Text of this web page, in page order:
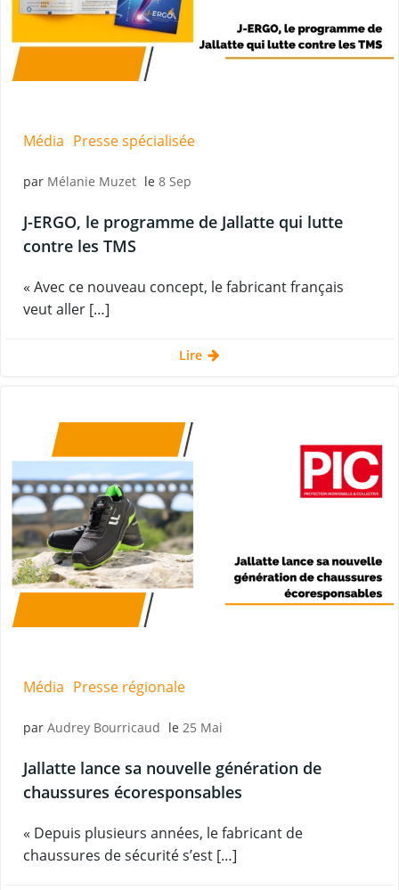
Média Presse spécialisée
par Mélanie Muzet le 8 Sep
J-ERGO, le programme de Jallatte qui lutte
contre les TMS
« Avec ce nouveau concept, le fabricant français
veut aller […]
Lire
Média Presse régionale
par Audrey Bourricaud le 25 Mai
Jallatte lance sa nouvelle génération de
chaussures écoresponsables
« Depuis plusieurs années, le fabricant de
chaussures de sécurité s’est […]